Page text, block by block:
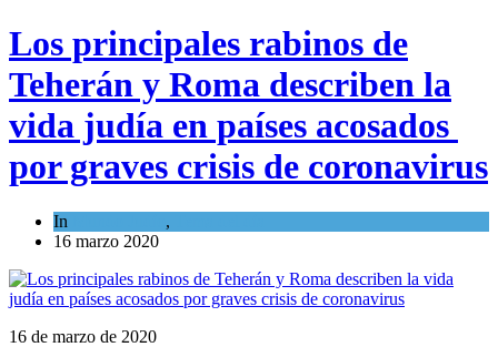
Los principales rabinos de
Teherán y Roma describen la
vida judía en países acosados ​​
por graves crisis de coronavirus
In ,
16 marzo 2020
16 de marzo de 2020